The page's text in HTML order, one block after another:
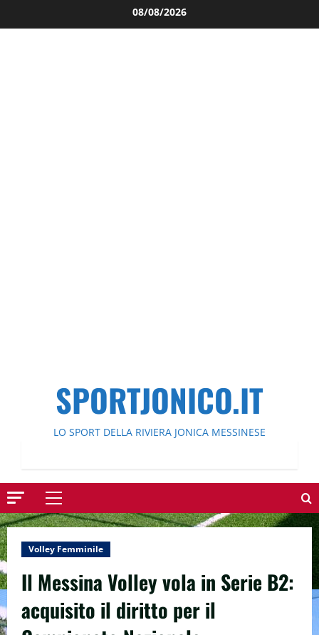
al
08/08/2026
SPORTJONICO.IT
LO SPORT DELLA RIVIERA JONICA MESSINESE
Menu
principale
Volley Femminile
Il Messina Volley vola in Serie B2:
acquisito il diritto per il